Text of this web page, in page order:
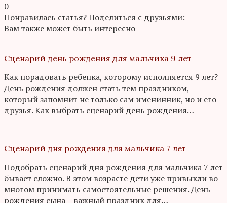
0
Понравилась статья? Поделиться с друзьями:
Вам также может быть интересно
Сценарий день рождения для мальчика 9 лет
Как порадовать ребенка, которому исполняется 9 лет?
День рождения должен стать тем праздником,
который запомнит не только сам именинник, но и его
друзья. Как выбрать сценарий день рождения…
Сценарий дня рождения для мальчика 7 лет
Подобрать сценарий дня рождения для мальчика 7 лет
бывает сложно. В этом возрасте дети уже привыкли во
многом принимать самостоятельные решения. День
рождения сына – важный праздник для…